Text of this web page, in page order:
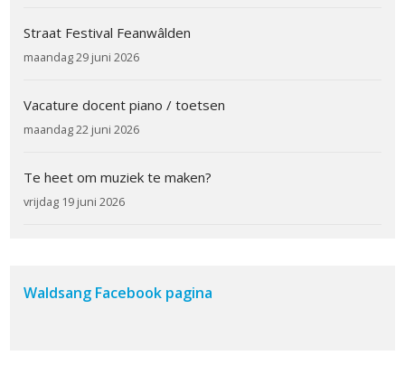
Straat Festival Feanwâlden
maandag 29 juni 2026
Vacature docent piano / toetsen
maandag 22 juni 2026
Te heet om muziek te maken?
vrijdag 19 juni 2026
Waldsang Facebook pagina